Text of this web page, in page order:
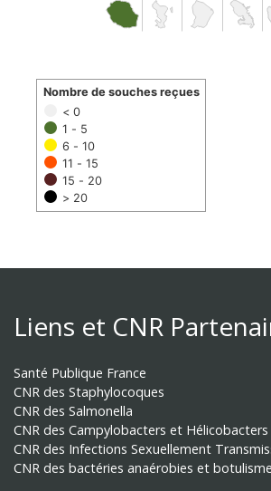
< 0
1 - 5
6 - 10
11 - 15
15 - 20
> 20
Nombre de souches reçues
Liens et CNR
Santé Publique France
CNR des Staphylocoques
CNR des Salmonella
CNR des Campylobacters et Hélicobacters
CNR des Infections Sexuellement
CNR des bactéries anaérobies et botulisme